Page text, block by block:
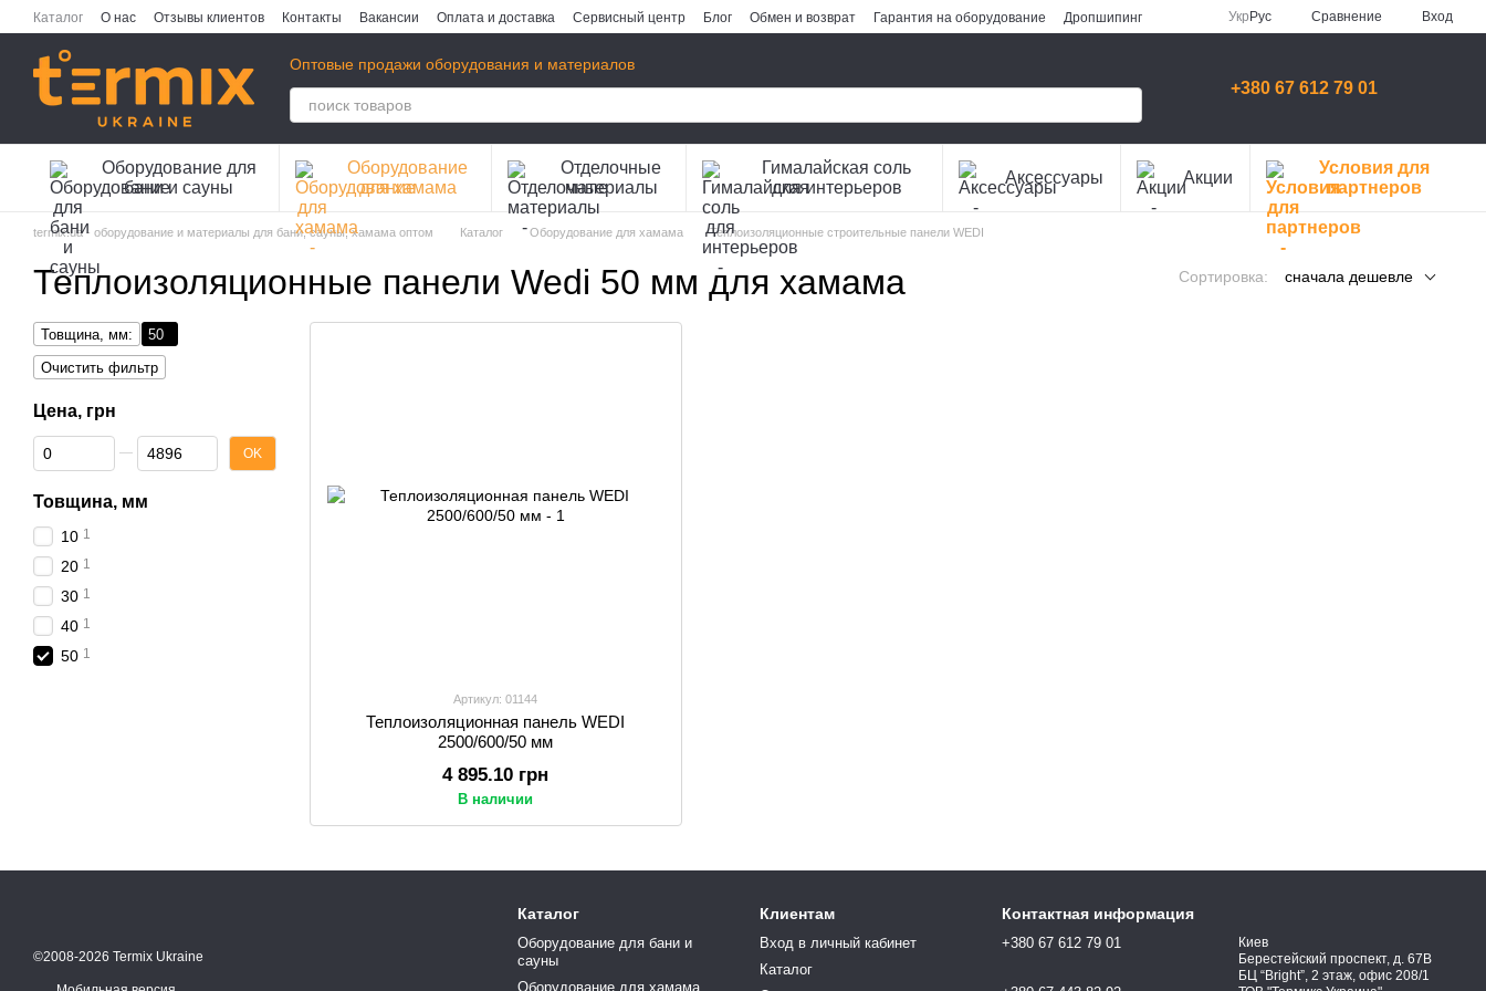
Перейти к основному контенту
Каталог О нас Отзывы клиентов Контакты Вакансии Оплата и доставка Сервисный центр Блог Обмен и возврат Гарантия на оборудование
Дропшипинг
Укр Рус Сравнение Вход
Оптовые продажи оборудования и материалов
+380 67 612 79 01
Оборудование для
бани и сауны
Оборудование
для хамама
Отделочные
материалы
Гималайская соль
для интерьеров
Аксессуары Акции
Условия для
партнеров
termix.ua - оборудование и материалы для бани, сауны, хамама оптом Каталог Оборудование для хамама Теплоизоляционные строительные панели WEDI
Теплоизоляционные панели Wedi 50 мм для хамама Сортировка: сначала дешевле
Артикул: 01144
Теплоизоляционная панель WEDI
2500/600/50 мм
4 895.10 грн
В наличии
Товщина, мм:
50
Очистить фильтр
Цена, грн
От Цена, грн
До Цена, грн OK
Товщина, мм
10 1
20 1
30 1
40 1
50 1
©2008-2026 Termix Ukraine
Каталог
Оборудование для бани и
сауны
Оборудование для хамама
Клиентам
Вход в личный кабинет
Каталог
Контактная информация
+380 67 612 79 01
Киев
Берестейский проспект, д. 67В
БЦ “Bright”, 2 этаж, офис 208/1